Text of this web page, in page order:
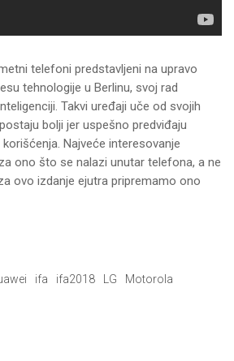
telefoni predstavljeni na upravo
tehnologije u Berlinu, svoj rad
Takvi uređaji uče od svojih
bolji jer uspešno predviđaju
Najveće interesovanje
ono što se nalazi unutar telefona, a ne
ovo izdanje ejutra pripremamo ono
ifa ifa2018 LG Motorola